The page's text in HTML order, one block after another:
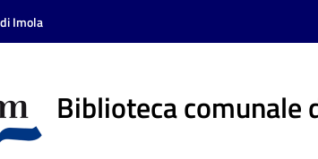
Imola
Biblioteca comunale